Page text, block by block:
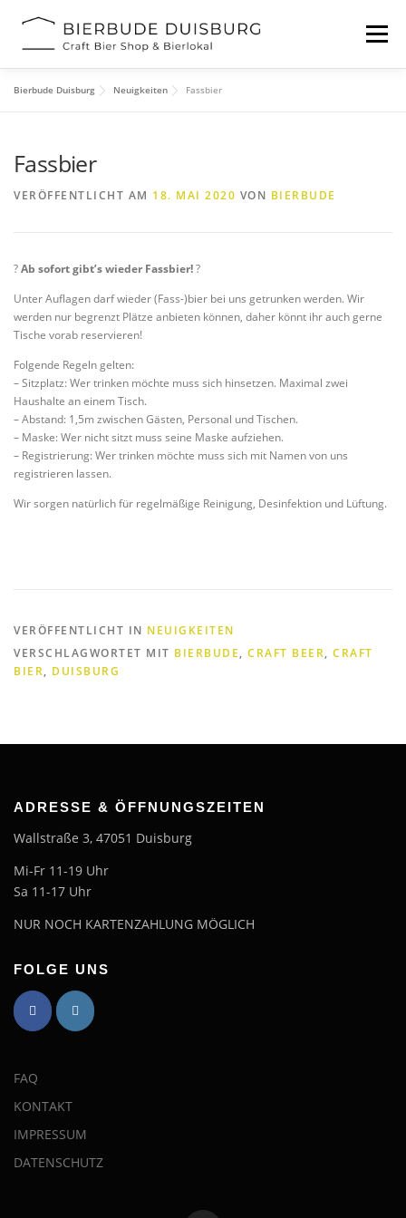
Inhalt
Menü
KONTAKT
Bierbude Duisburg Neuigkeiten Fassbier
Fassbier
VERÖFFENTLICHT AM 18. MAI 2020 VON BIERBUDE
?Ab sofort gibt’s wieder Fassbier!?
Unter Auflagen darf wieder (Fass-)bier bei uns getrunken werden. Wir
werden nur begrenzt Plätze anbieten können, daher könnt ihr auch gerne
Tische vorab reservieren!
Folgende Regeln gelten:
– Sitzplatz: Wer trinken möchte muss sich hinsetzen. Maximal zwei
Haushalte an einem Tisch.
– Abstand: 1,5m zwischen Gästen, Personal und Tischen.
– Maske: Wer nicht sitzt muss seine Maske aufziehen.
– Registrierung: Wer trinken möchte muss sich mit Namen von uns
registrieren lassen.
Wir sorgen natürlich für regelmäßige Reinigung, Desinfektion und Lüftung.
VERÖFFENTLICHT IN NEUIGKEITEN
VERSCHLAGWORTET MIT BIERBUDE, CRAFT BEER, CRAFT
BIER, DUISBURG
ADRESSE & ÖFFNUNGSZEITEN
Wallstraße 3, 47051 Duisburg
Mi-Fr 11-19 Uhr
Sa 11-17 Uhr
NUR NOCH KARTENZAHLUNG MÖGLICH
FOLGE UNS
FAQ
KONTAKT
IMPRESSUM
DATENSCHUTZ